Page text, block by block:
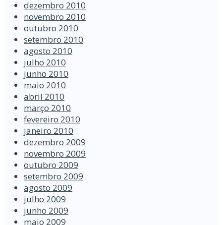
dezembro 2010
novembro 2010
outubro 2010
setembro 2010
agosto 2010
julho 2010
junho 2010
maio 2010
abril 2010
março 2010
fevereiro 2010
janeiro 2010
dezembro 2009
novembro 2009
outubro 2009
setembro 2009
agosto 2009
julho 2009
junho 2009
maio 2009